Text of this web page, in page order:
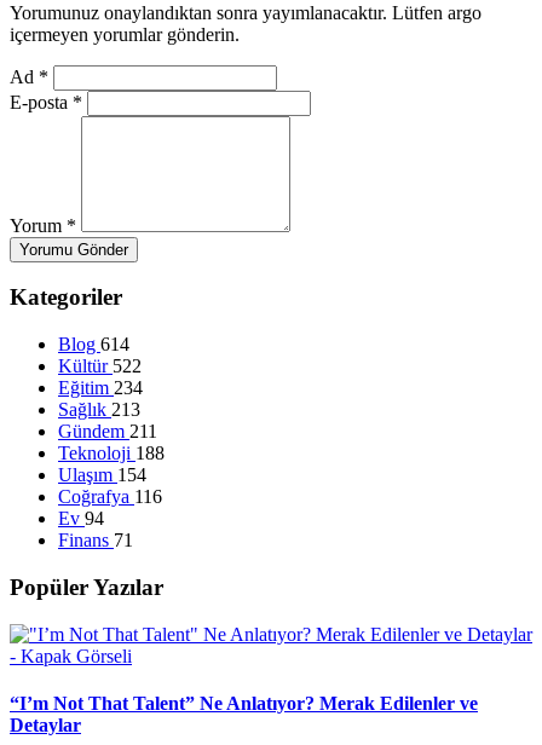
Yorumunuz onaylandıktan sonra yayımlanacaktır. Lütfen argo
içermeyen yorumlar gönderin.
Ad *
E-posta *
Yorum *
Yorumu Gönder
Kategoriler
Blog 614
Kültür 522
Eğitim 234
Sağlık 213
Gündem 211
Teknoloji 188
Ulaşım 154
Coğrafya 116
Ev 94
Finans 71
Popüler Yazılar
“I’m Not That Talent” Ne Anlatıyor? Merak Edilenler ve
Detaylar